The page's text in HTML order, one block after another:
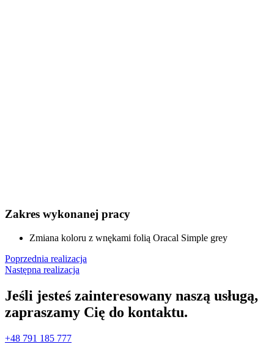
Zakres wykonanej pracy
Zmiana koloru z wnękami folią Oracal Simple grey
Poprzednia realizacja
Następna realizacja
Jeśli jesteś zainteresowany naszą usługą,
zapraszamy Cię do kontaktu.
+48 791 185 777